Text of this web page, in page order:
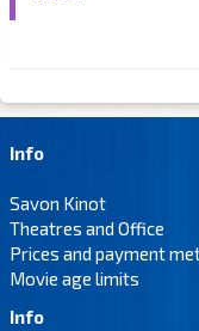
Info
Savon Kinot
Theatres and Office
Prices and payment
Movie age limits
Info